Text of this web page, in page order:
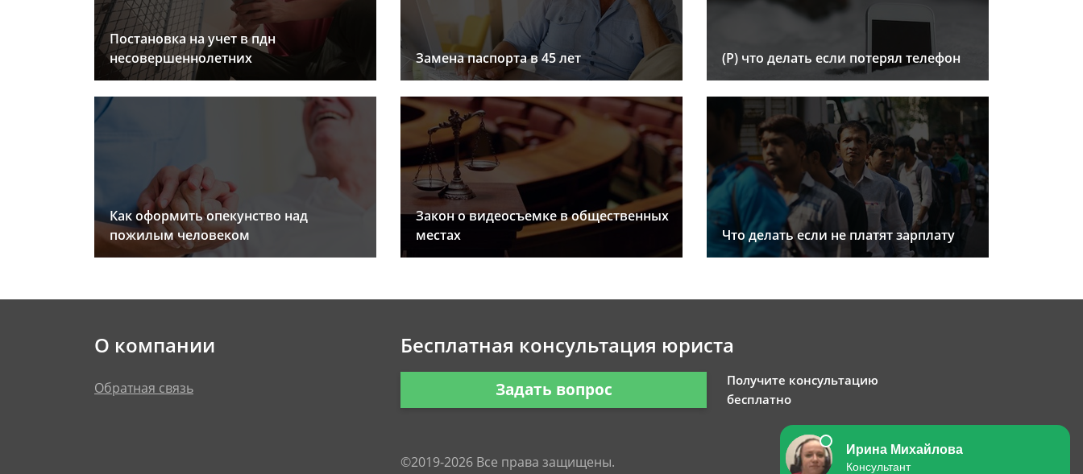
Постановка на учет в пдн
несовершеннолетних
Замена паспорта в 45 лет (Р) что делать если потерял телефон
Как оформить опекунство над
пожилым человеком
Закон о видеосъемке в общественных
местах
Что делать если не платят зарплату
О компании
Обратная связь
Бесплатная консультация юриста
Задать вопрос
Получите консультацию
бесплатно
©2019-2026 Все права защищены.